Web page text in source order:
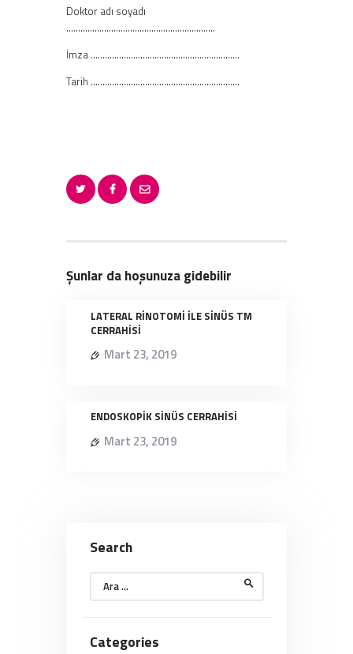
Doktor adı soyadı
………………………………………………………
İmza ………………………………………………………
Tarih ………………………………………………………
Şunlar da hoşunuza gidebilir
LATERAL RİNOTOMİ İLE SİNÜS TM
CERRAHİSİ
Mart 23, 2019
ENDOSKOPİK SİNÜS CERRAHİSİ
Mart 23, 2019
Search
Arama:
Categories